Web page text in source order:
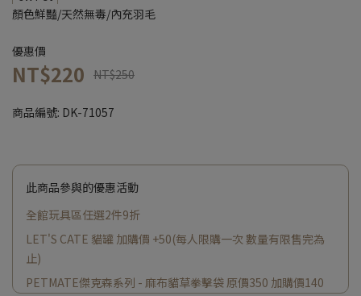
顏色鮮豔/天然無毒/內充羽毛
優惠價
NT$220 NT$250
商品編號: DK-71057
此商品參與的優惠活動
全館玩具區任選2件9折
LET'S CATE 貓罐 加購價 +50(每人限購一次 數量有限售完為
止)
PETMATE傑克森系列 - 麻布貓草拳擊袋 原價350 加購價140